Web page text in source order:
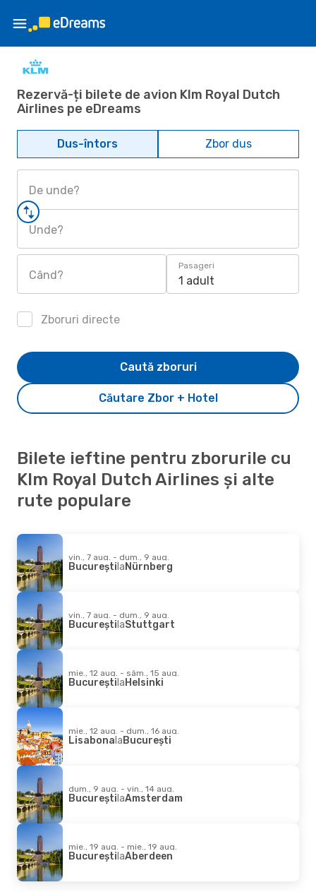
Rezervă-ți bilete de avion Klm Royal Dutch
Airlines pe eDreams
Dus-întors Zbor dus
De unde?
Unde?
Când?
Pasageri
1 adult
Zboruri directe
Căutare Zbor + Hotel
Caută zboruri
Bilete ieftine pentru zborurile cu
Klm Royal Dutch Airlines și alte
rute populare
vin., 7 aug. - dum., 9 aug.
BucureștilaNürnberg
vin., 7 aug. - dum., 9 aug.
BucureștilaStuttgart
mie., 12 aug. - sâm., 15 aug.
BucureștilaHelsinki
mie., 12 aug. - dum., 16 aug.
LisabonalaBucurești
dum., 9 aug. - vin., 14 aug.
BucureștilaAmsterdam
mie., 19 aug. - mie., 19 aug.
BucureștilaAberdeen